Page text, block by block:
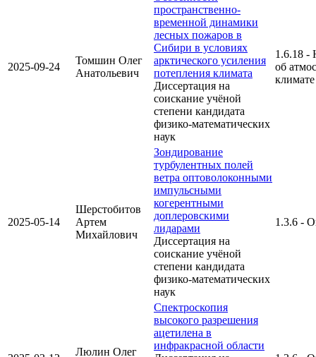
2025-09-24
Томшин Олег
Анатольевич
пространственно-
временной динамики
лесных пожаров в
Сибири в условиях
арктического усиления
потепления климата
Диссертация на
соискание учёной
степени кандидата
физико-математических
наук
1.6.18 -
об
климате
2025-05-14
Шерстобитов
Артем
Михайлович
Зондирование
турбулентных полей
ветра оптоволоконными
импульсными
когерентными
доплеровскими
лидарами
Диссертация на
соискание учёной
степени кандидата
физико-математических
наук
1.3.6 -
Люлин Олег
Спектроскопия
высокого разрешения
ацетилена в
инфракрасной области